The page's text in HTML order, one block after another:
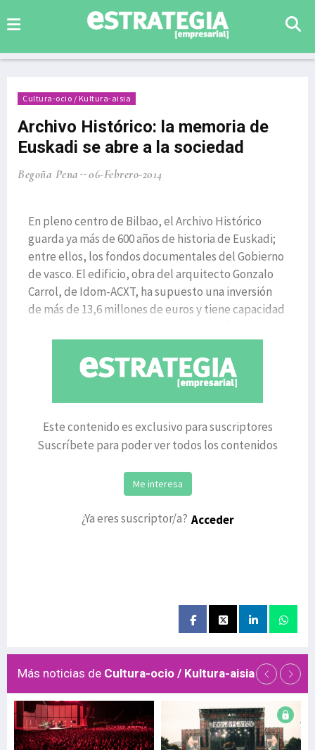
Cultura-ocio / Kultura-aisia
Archivo Histórico: la memoria de
Euskadi se abre a la sociedad
Begoña Pena 06-Febrero-2014
En pleno centro de Bilbao, el Archivo Histórico
guarda ya más de 600 años de historia de Euskadi;
entre ellos, los fondos documentales del Gobierno
de vasco. El edificio, obra del arquitecto Gonzalo
Carrol, de Idom-ACXT, ha supuesto una inversión
de más de 13,6 millones de euros y tiene capacidad
Este contenido es exclusivo para suscriptores
Suscríbete para poder ver todos los contenidos
Me interesa
¿Ya eres suscriptor/a? Acceder
Más noticias de Cultura-ocio / Kultura-aisia